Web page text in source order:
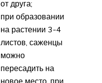
от друга;
при образовании
на растении 3-4
листов, саженцы
можно
пересадить на